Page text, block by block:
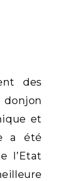
des
donjon
et
a été
l’Etat